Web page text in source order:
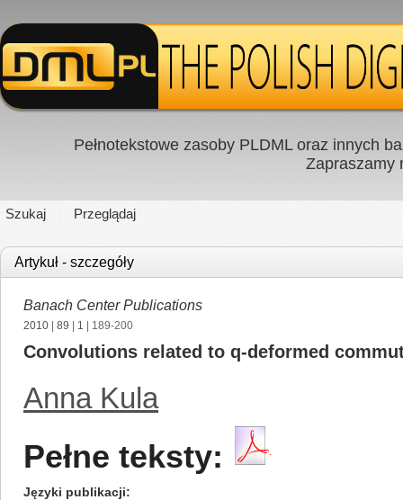
Pełnotekstowe zasoby PLDML oraz innych
Zapraszamy
Szukaj Przeglądaj
Artykuł - szczegóły
Banach Center Publications
2010 89 1 | 189-200
Convolutions related to q-deformed
Anna Kula
Pełne teksty:
Języki publikacji